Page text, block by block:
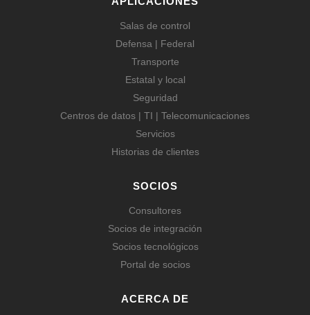
Salas de control
Defensa | Federal
Transporte
Estatal y local
Seguridad
Centros de datos | TI | Telecomunicaciones
Servicios
Historias de clientes
SOCIOS
Consultores
Socios de integración
Socios tecnológicos
Portal de socios
ACERCA DE